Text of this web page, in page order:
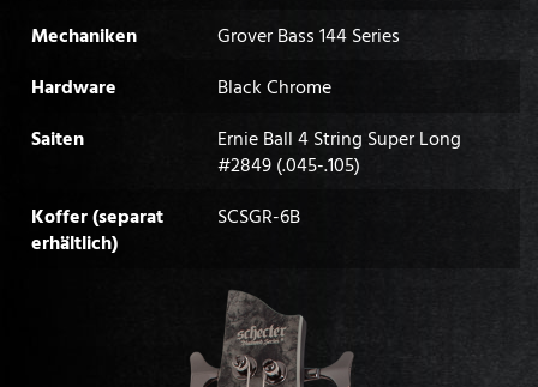
Mechaniken
Grover Bass 144 Series
Hardware
Black Chrome
Saiten
Ernie Ball 4 String Super Long
#2849 (.045-.105)
Koffer (separat
erhältlich)
SCSGR-6B